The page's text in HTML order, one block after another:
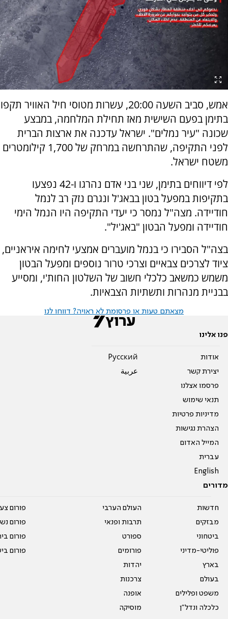
אמש, סביב השעה 20:00, עשרות מטוסי חיל האוויר תקפו
בתימן בפעם השישית מאז תחילת המלחמה, במבצע
שכונה "עיר נמלים". ישראל עדכנה את ארצות הברית
לפני התקיפה, שהתרחשה במרחק של 1,700 קילומטרים
משטח ישראל.
לפי דיווחים בתימן, שני בני אדם נהרגו ו-42 נפצעו
בתקיפות במפעל בטון בבאג'ל ונגרם נזק רב לנמל
חודיידה. מצה"ל נמסר כי יעדי התקיפה היו הנמל הימי
חודיידה ומפעל הבטון "באג'יל".
בצה"ל הסבירו כי בנמל מועברים אמצעי לחימה איראניים,
ציוד לצרכים צבאיים וצרכי טרור נוספים ומפעל הבטון
משמש כמשאב כלכלי חשוב של השלטון החות'י, ומסייע
בבניית מנהרות ותשתיות הצבאיות.
מצאתם טעות או פרסומת לא ראויה? דווחו לנו
פנו אלינו
אודות
יצירת קשר
פרסמו אצלנו
תנאי שימוש
מדיניות פרטיות
הצהרת נגישות
המייל האדום
עברית
English
Pусский
عربية
מדורים
חדשות
מבזקים
ביטחוני
פוליטי-מדיני
בארץ
בעולם
משפט ופלילים
כלכלה ונדל"ן
העולם הערבי
תרבות ופנאי
ספורט
פורומים
יהדות
צרכנות
אופנה
מוסיקה
פורום
פורום
פורום
פורום